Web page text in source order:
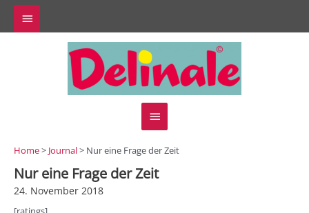
Zum
Inhalt
springen
Above
Hauptmenü
Home> Journal> Nur eine Frage der Zeit
Nur eine Frage der Zeit
24. November 2018